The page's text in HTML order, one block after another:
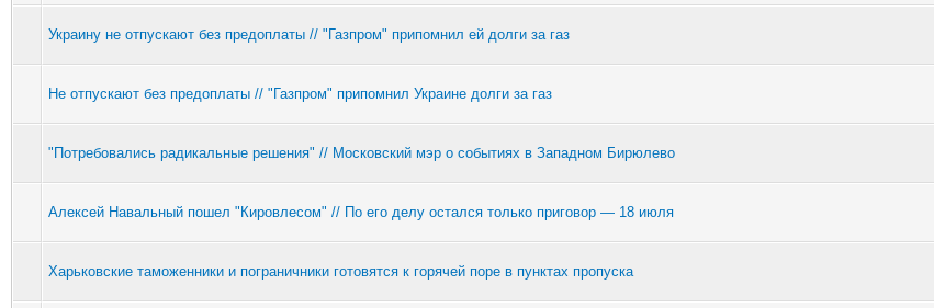
Украину не отпускают без предоплаты // "Газпром" припомнил ей долги за газ
Не отпускают без предоплаты // "Газпром" припомнил Украине долги за газ
"Потребовались радикальные решения" // Московский мэр о событиях в Западном Бирюлево
Алексей Навальный пошел "Кировлесом" // По его делу остался только приговор — 18 июля
Харьковские таможенники и пограничники готовятся к горячей поре в пунктах пропуска